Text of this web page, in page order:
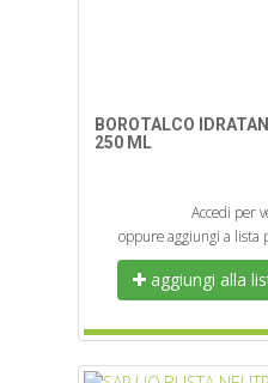
BOROTALCO
250 ML
Accedi per
oppure aggiungi a lista
aggiungi alla